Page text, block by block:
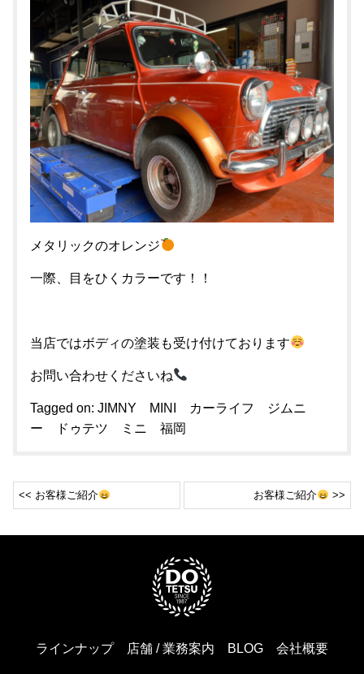
メタリックのオレンジ
一際、目をひくカラーです！！
当店ではボディの塗装も受け付けております
お問い合わせくださいね
Tagged on: JIMNY MINI カーライフ
ジムニ
ー
ドゥテツ ミニ 福岡
<< お客様ご紹介 お客様ご紹介 >>
ラインナップ 店舗 / 業務案内 BLOG 会社概要